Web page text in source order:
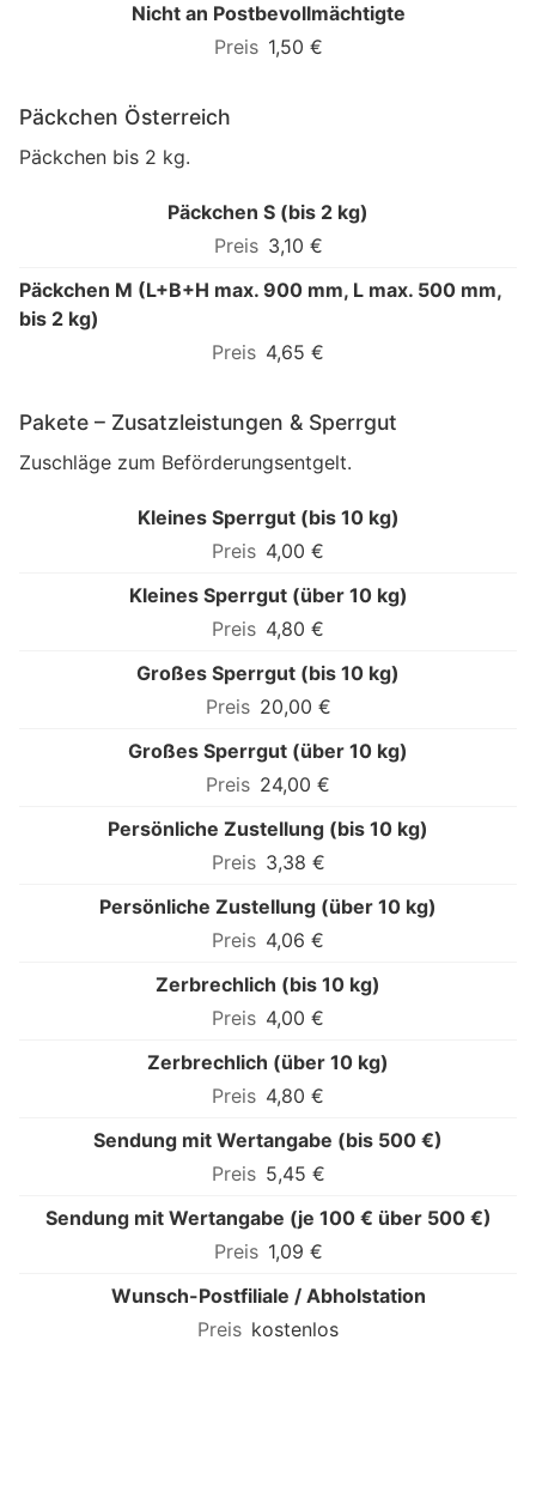
Nicht an Postbevollmächtigte
1,50 €
Päckchen Österreich
Päckchen bis 2 kg.
Päckchen S (bis 2 kg)
3,10 €
Päckchen M (L+B+H max. 900 mm, L max. 500 mm,
bis 2 kg)
4,65 €
Pakete – Zusatzleistungen & Sperrgut
Zuschläge zum Beförderungsentgelt.
Kleines Sperrgut (bis 10 kg)
4,00 €
Kleines Sperrgut (über 10 kg)
4,80 €
Großes Sperrgut (bis 10 kg)
20,00 €
Großes Sperrgut (über 10 kg)
24,00 €
Persönliche Zustellung (bis 10 kg)
3,38 €
Persönliche Zustellung (über 10 kg)
4,06 €
Zerbrechlich (bis 10 kg)
4,00 €
Zerbrechlich (über 10 kg)
4,80 €
Sendung mit Wertangabe (bis 500 €)
5,45 €
Sendung mit Wertangabe (je 100 € über 500 €)
1,09 €
Wunsch-Postfiliale / Abholstation
kostenlos